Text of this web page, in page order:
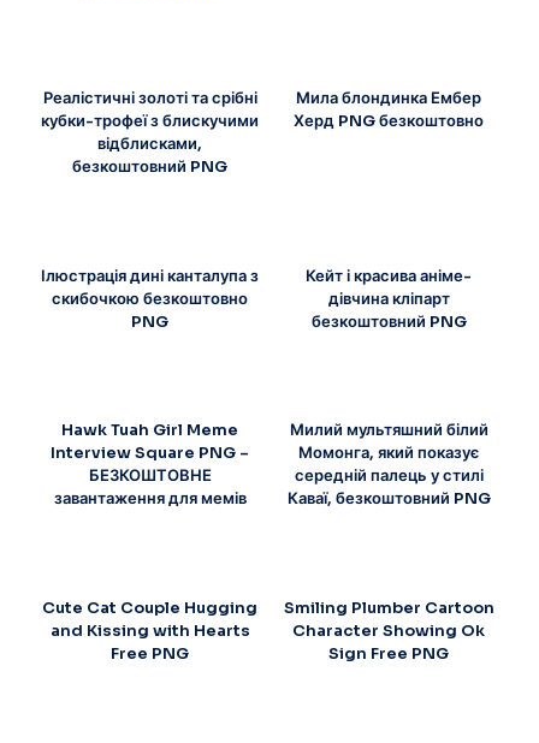
Реалістичні золоті та срібні
кубки-трофеї з блискучими
відблисками,
безкоштовний PNG
Мила блондинка Ембер
Херд PNG безкоштовно
Ілюстрація дині канталупа з
скибочкою безкоштовно
PNG
Кейт і красива аніме-
дівчина кліпарт
безкоштовний PNG
Hawk Tuah Girl Meme
Interview Square PNG –
БЕЗКОШТОВНЕ
завантаження для мемів
Милий мультяшний білий
Момонга, який показує
середній палець у стилі
Каваї, безкоштовний PNG
Cute Cat Couple Hugging
and Kissing with Hearts
Free PNG
Smiling Plumber Cartoon
Character Showing Ok
Sign Free PNG